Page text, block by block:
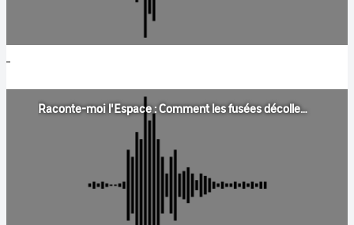
Raconte-moi l'Espace : Comment les fusées décollent ?